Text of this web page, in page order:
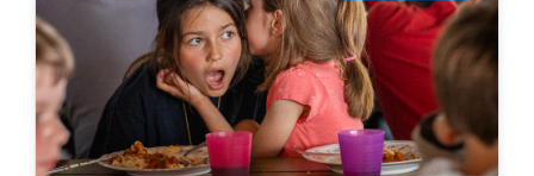
milieu én vaak ook voor je budget.